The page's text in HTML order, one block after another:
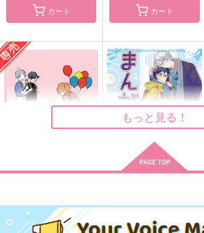
DAYLIGHT,MOONLIG
HT
blue forest
660円（税込）
ムーンライト・エコー
冬日月夏
1,210円（税込）
東雲絵名
作品詳細
カート カート
ち
コトノハ
2026
とむぽん
もっと見る！